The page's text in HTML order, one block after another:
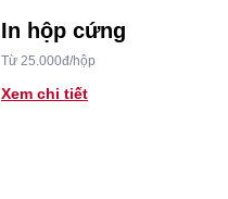
In hộp cứng
Từ 25.000đ/hộp
Xem chi tiết